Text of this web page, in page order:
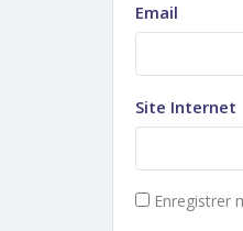
Email
Site Internet
Enregistrer